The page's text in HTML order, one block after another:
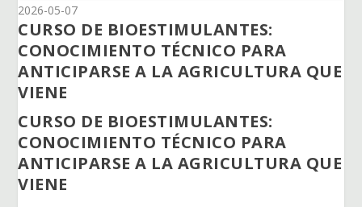
2026-05-07
CURSO DE BIOESTIMULANTES:
CONOCIMIENTO TÉCNICO PARA
ANTICIPARSE A LA AGRICULTURA QUE
VIENE
CURSO DE BIOESTIMULANTES:
CONOCIMIENTO TÉCNICO PARA
ANTICIPARSE A LA AGRICULTURA QUE
VIENE